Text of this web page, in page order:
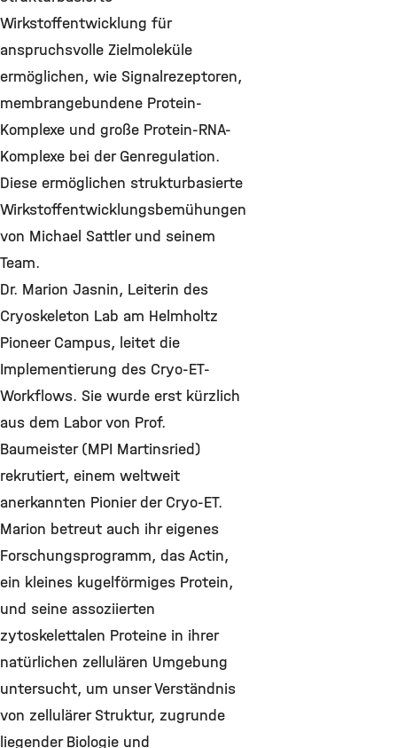
Wirkstoffentwicklung für
anspruchsvolle Zielmoleküle
ermöglichen, wie Signalrezeptoren,
membrangebundene Protein-
Komplexe und große Protein-RNA-
Komplexe bei der Genregulation.
Diese ermöglichen strukturbasierte
Wirkstoffentwicklungsbemühungen
von Michael Sattler und seinem
Team.
Dr. Marion Jasnin, Leiterin des
Cryoskeleton Lab am Helmholtz
Pioneer Campus, leitet die
Implementierung des Cryo-ET-
Workflows. Sie wurde erst kürzlich
aus dem Labor von Prof.
Baumeister (MPI Martinsried)
rekrutiert, einem weltweit
anerkannten Pionier der Cryo-ET.
Marion betreut auch ihr eigenes
Forschungsprogramm, das Actin,
ein kleines kugelförmiges Protein,
und seine assoziierten
zytoskelettalen Proteine in ihrer
natürlichen zellulären Umgebung
untersucht, um unser Verständnis
von zellulärer Struktur, zugrunde
liegender Biologie und